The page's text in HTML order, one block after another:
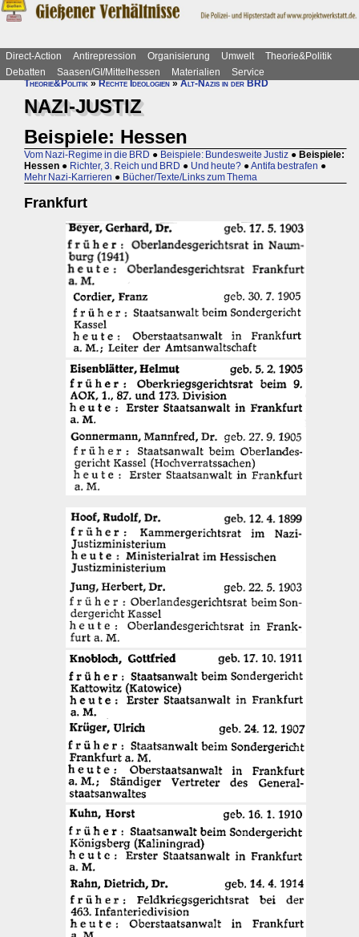
Direct-Action Antirepression Organisierung Umwelt
Theorie&Politik
Debatten
Saasen/GI/Mittelhessen Materialien
Service
Theorie&Politik»Rechte Ideologien»Alt-Nazis in der BRD
NAZI-JUSTIZ
Beispiele: Hessen
Vom Nazi-Regime in die BRD ● Beispiele: Bundesweite Justiz ● Beispiele:
Hessen ● Richter, 3. Reich und BRD ● Und heute? ●Antifa bestrafen ●
Mehr Nazi-Karrieren ● Bücher/Texte/Links zum Thema
Frankfurt